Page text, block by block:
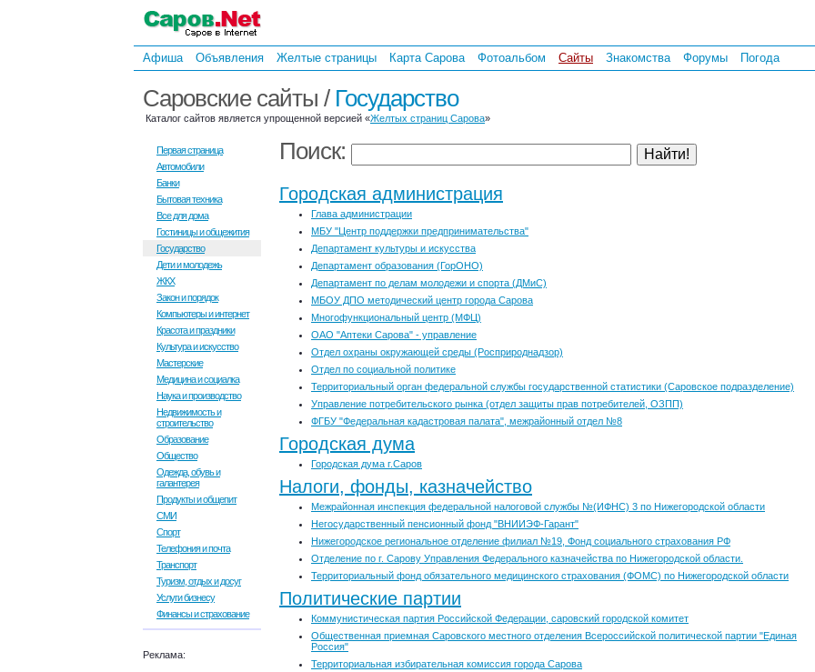
Афиша Объявления Желтые страницы Карта Сарова Фотоальбом Сайты Знакомства Форумы Погода
Саровские сайты / Государство
Каталог сайтов является упрощенной версией «Желтых страниц Сарова»
Первая страница
Автомобили
Банки
Бытовая техника
Все для дома
Гостиницы и общежития
Государство
Дети и молодежь
ЖКХ
Закон и порядок
Компьютеры и интернет
Красота и праздники
Культура и искусство
Мастерские
Медицина и социалка
Наука и производство
Недвижимость и
строительство
Образование
Общество
Одежда, обувь и
галантерея
Продукты и общепит
СМИ
Спорт
Телефония и почта
Транспорт
Туризм, отдых и досуг
Услуги бизнесу
Финансы и страхование
Реклама:
Поиск:
Городская администрация
Глава администрации
МБУ "Центр поддержки предпринимательства"
Департамент культуры и искусства
Департамент образования (ГорОНО)
Департамент по делам молодежи и спорта (ДМиС)
МБОУ ДПО методический центр города Сарова
Многофункциональный центр (МФЦ)
ОАО "Аптеки Сарова" - управление
Отдел охраны окружающей среды (Росприроднадзор)
Отдел по социальной политике
Территориальный орган федеральной службы государственной статистики (Саровское подразделение)
Управление потребительского рынка (отдел защиты прав потребителей, ОЗПП)
ФГБУ "Федеральная кадастровая палата", межрайонный отдел №8
Городская дума
Городская дума г.Саров
Налоги, фонды, казначейство
Межрайонная инспекция федеральной налоговой службы №(ИФНС) 3 по Нижегородской области
Негосударственный пенсионный фонд "ВНИИЭФ-Гарант"
Нижегородское региональное отделение филиал №19, Фонд социального страхования РФ
Отделение по г. Сарову Управления Федерального казначейства по Нижегородской области.
Территориальный фонд обязательного медицинского страхования (ФОМС) по Нижегородской области
Политические партии
Коммунистическая партия Российской Федерации, саровский городской комитет
Общественная приемная Саровского местного отделения Всероссийской политической партии "Единая
Россия"
Территориальная избирательная комиссия города Сарова